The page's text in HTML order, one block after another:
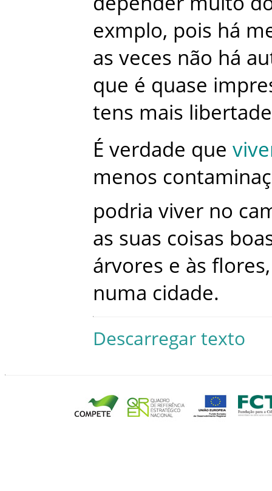
exmplo, pois há
as veces não há
que é quase
tens mais libertade
É verdade que
menos
podria viver no
as suas coisas
árvores e às flores,
numa cidade.
Descarregar texto